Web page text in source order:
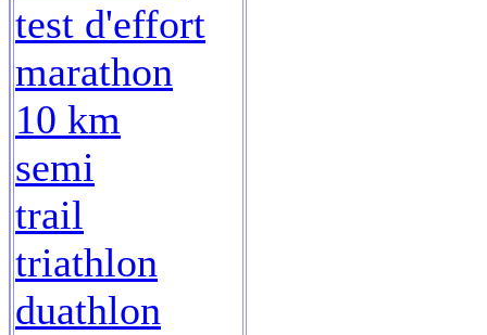
test d'effort
marathon
10 km
semi
trail
triathlon
duathlon